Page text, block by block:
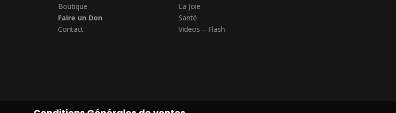
Boutique
Faire un Don
Contact
La Joie
Santé
Videos – Flash